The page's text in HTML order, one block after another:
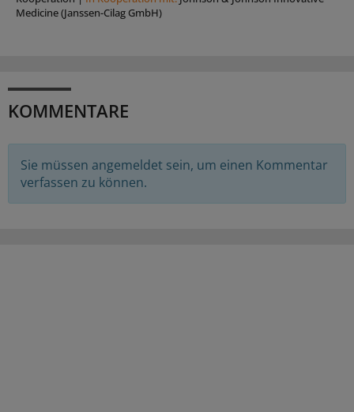
Medicine (Janssen-Cilag GmbH)
KOMMENTARE
Sie müssen angemeldet sein, um einen Kommentar
verfassen zu können.